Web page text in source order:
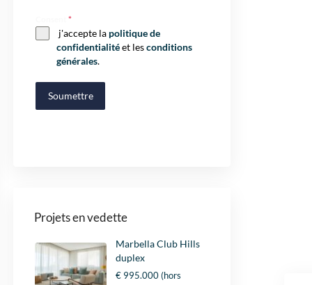
*
j'accepte la politique de
confidentialitéet lesconditions
générales.
Soumettre
Projets en vedette
Marbella Club Hills
duplex
€ 995.000(hors